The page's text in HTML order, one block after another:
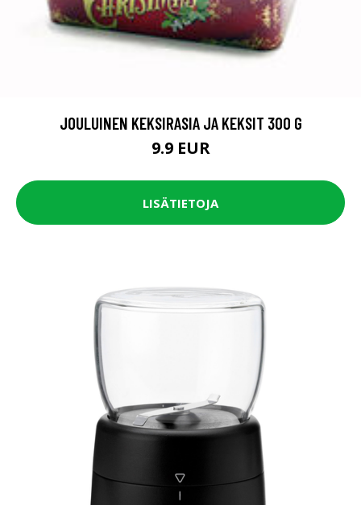
JOULUINEN KEKSIRASIA JA KEKSIT 300 G
9.9 EUR
LISÄTIETOJA